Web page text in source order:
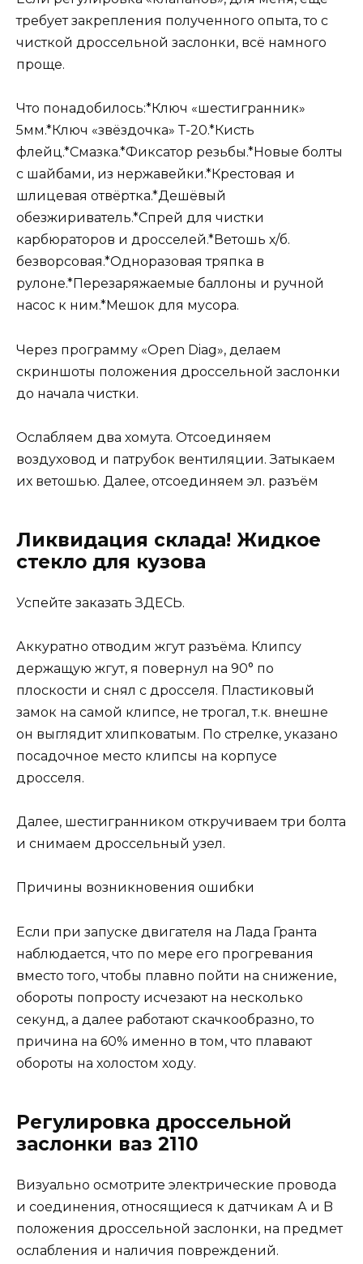
требует закрепления полученного опыта, то с
чисткой дроссельной заслонки, всё намного
проще.
Что понадобилось:*Ключ «шестигранник»
5мм.*Ключ «звёздочка» Т-20.*Кисть
флейц.*Смазка.*Фиксатор резьбы.*Новые болты
с шайбами, из нержавейки.*Крестовая и
шлицевая отвёртка.*Дешёвый
обезжириватель.*Спрей для чистки
карбюраторов и дросселей.*Ветошь х/б.
безворсовая.*Одноразовая тряпка в
рулоне.*Перезаряжаемые баллоны и ручной
насос к ним.*Мешок для мусора.
Через программу «Open Diag», делаем
скриншоты положения дроссельной заслонки
до начала чистки.
Ослабляем два хомута. Отсоединяем
воздуховод и патрубок вентиляции. Затыкаем
их ветошью. Далее, отсоединяем эл. разъём
Ликвидация склада! Жидкое
стекло для кузова
Успейте заказать ЗДЕСЬ.
Аккуратно отводим жгут разъёма. Клипсу
держащую жгут, я повернул на 90° по
плоскости и снял с дросселя. Пластиковый
замок на самой клипсе, не трогал, т.к. внешне
он выглядит хлипковатым. По стрелке, указано
посадочное место клипсы на корпусе
дросселя.
Далее, шестигранником откручиваем три болта
и снимаем дроссельный узел.
Причины возникновения ошибки
Если при запуске двигателя на Лада Гранта
наблюдается, что по мере его прогревания
вместо того, чтобы плавно пойти на снижение,
обороты попросту исчезают на несколько
секунд, а далее работают скачкообразно, то
причина на 60% именно в том, что плавают
обороты на холостом ходу.
Регулировка дроссельной
заслонки ваз 2110
Визуально осмотрите электрические провода
и соединения, относящиеся к датчикам А и B
положения дроссельной заслонки, на предмет
ослабления и наличия повреждений.